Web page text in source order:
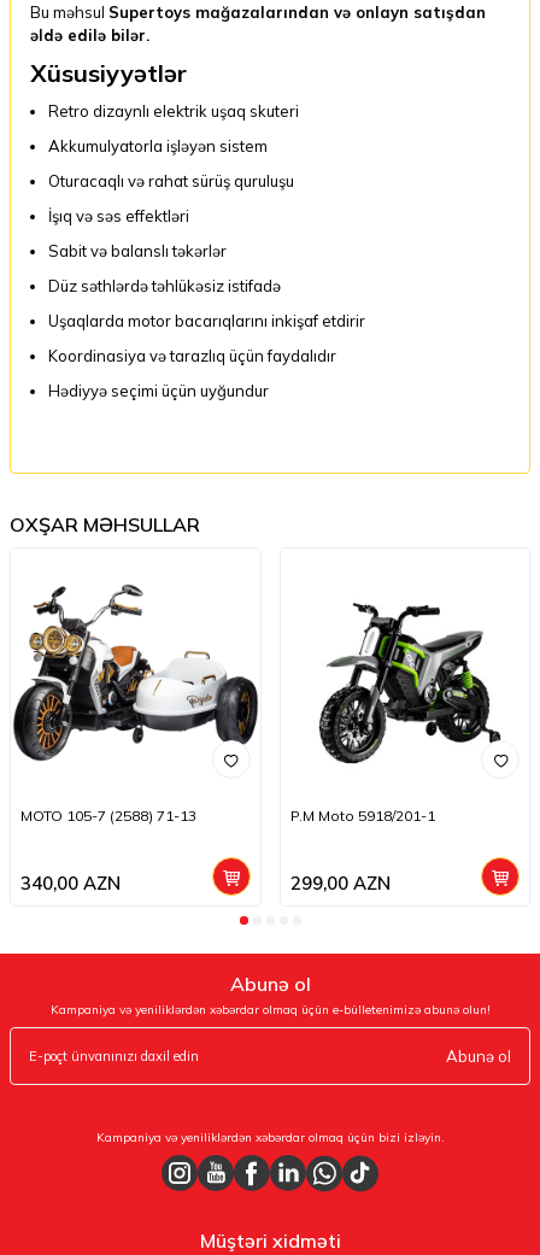
Bu məhsul Supertoys mağazalarından və onlayn satışdan
əldə edilə bilər.
Xüsusiyyətlər
Retro dizaynlı elektrik uşaq skuteri
Akkumulyatorla işləyən sistem
Oturacaqlı və rahat sürüş quruluşu
İşıq və səs effektləri
Sabit və balanslı təkərlər
Düz səthlərdə təhlükəsiz istifadə
Uşaqlarda motor bacarıqlarını inkişaf etdirir
Koordinasiya və tarazlıq üçün faydalıdır
Hədiyyə seçimi üçün uyğundur
OXŞAR MƏHSULLAR
MOTO 105-7 (2588) 71-13
340,00 AZN
P.M Moto 5918/201-1
299,00AZN
Abunə ol
Kampaniya və yeniliklərdən xəbərdar olmaq üçün e-bülletenimizə abunə olun!
Abunə ol
Kampaniya və yeniliklərdən xəbərdar olmaq üçün bizi izləyin.
Müştəri xidməti